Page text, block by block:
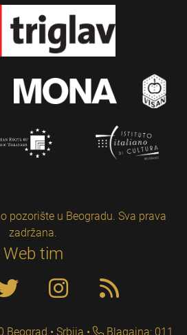
pozorište u Beogradu. Sva prava
zadržana.
Web tim
Beograd • Srbija Blagajna: 011